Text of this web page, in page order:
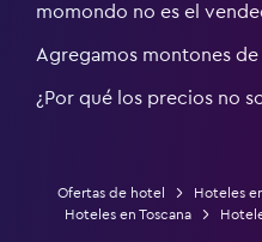
momondo no es el
Agregamos montones
¿Por qué los precios no
Ofertas de hotel Hoteles
Hoteles en Toscana